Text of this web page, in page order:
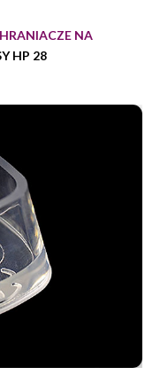
NA
HP 28